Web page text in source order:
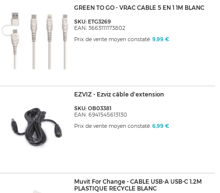
GREEN TO GO - VRAC CABLE 5 EN 1 1M BLANC
SKU: ETG3269
EAN: 3663111173802
Prix de vente moyen constaté: 9,99 €
EZVIZ - Ezviz câble d'extension
SKU: OB03381
EAN: 6941545613130
Prix de vente moyen constaté: 6,99 €
Muvit For Change - CABLE USB-A USB-C 1,2M
PLASTIQUE RECYCLE BLANC